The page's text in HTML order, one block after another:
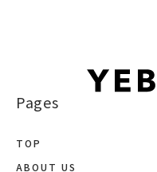
Pages
TOP
ABOUT US